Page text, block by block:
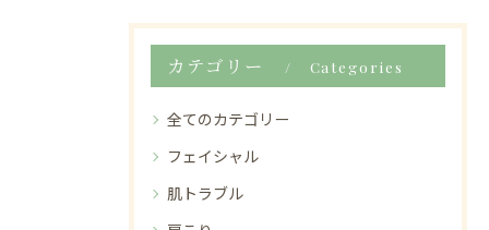
カテゴリー Categories
全てのカテゴリー
フェイシャル
肌トラブル